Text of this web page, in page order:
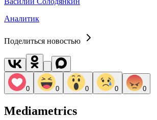
Аналитик
Поделиться новостью
0 0 0 0 0
Mediametrics